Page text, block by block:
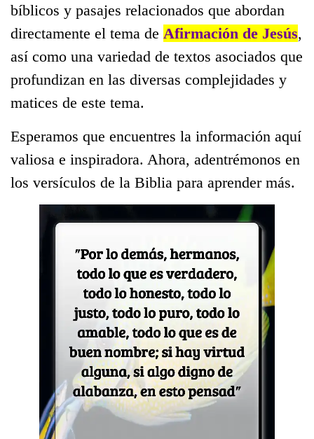
bíblicos y pasajes relacionados que abordan
directamente el tema de Afirmación de Jesús,
así como una variedad de textos asociados que
profundizan en las diversas complejidades y
matices de este tema.
Esperamos que encuentres la información aquí
valiosa e inspiradora. Ahora, adentrémonos en
los versículos de la Biblia para aprender más.